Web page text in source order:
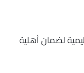
لضمان أهلية